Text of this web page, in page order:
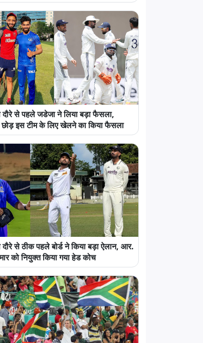
दौरे से पहले जडेजा ने लिया बड़ा फैसला,
छोड़ इस टीम के लिए खेलने का किया फैसला
से ठीक पहले बोर्ड ने किया बड़ा ऐलान, आर.
को नियुक्त किया गया हेड कोच